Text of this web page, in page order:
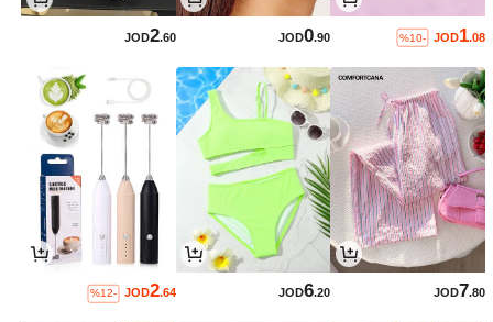
JOD1.08
%10-
JOD0.90
JOD2.60
JOD7.80
JOD6.20
JOD2.64
%12-